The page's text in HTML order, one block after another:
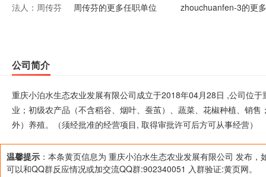
菜、花椒种植、销售；果树种植、果品销售；淡水鱼、
法人： 周传芬 周传芬的更多任职单位 zhouchuanfen-3的更
公司简介
重庆小泊水生态农业发展有限公司成立于2018年04月28日 ,公司位
业；初级农产品（不含稻谷、烟叶、蚕茧）、蔬菜、花椒种植、销
外）养殖。（须经批准的经营项目, 取得审批许可后方可从事经营）
温馨提示 ：本条黄页信息为 重庆小泊水生态农业发展有限公司 发布
可以和QQ群反应情况或加交流QQ群:902340051 入群验证:黄页网。